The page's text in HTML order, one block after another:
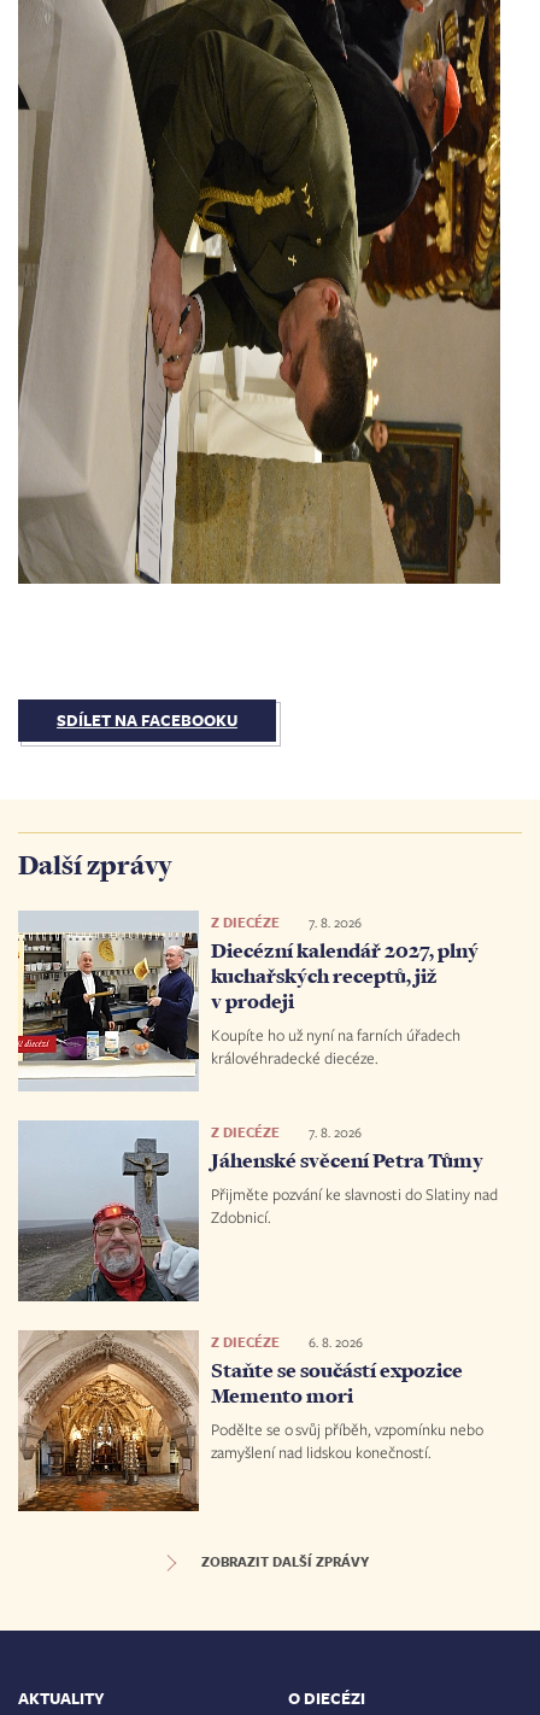
SDÍLET NA FACEBOOKU
Další zprávy
Z DIECÉZE 7. 8. 2026
Diecézní kalendář 2027, plný
kuchařských receptů, již
v prodeji
Koupíte ho už nyní na farních úřadech
královéhradecké diecéze.
Z DIECÉZE 7. 8. 2026
Jáhenské svěcení Petra Tůmy
Přijměte pozvání ke slavnosti do Slatiny nad
Zdobnicí.
Z DIECÉZE 6. 8. 2026
Staňte se součástí expozice
Memento mori
Podělte se o svůj příběh, vzpomínku nebo
zamyšlení nad lidskou konečností.
ZOBRAZIT DALŠÍ ZPRÁVY
AKTUALITY O DIECÉZI